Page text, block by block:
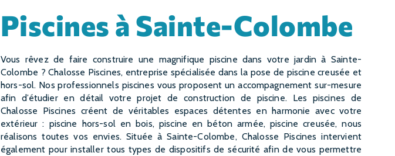
piscines à Sainte-Colombe
Vous rêvez de faire construire une magnifique piscine dans votre jardin à Sainte-
Colombe ? Chalosse Piscines, entreprise spécialisée dans la pose de piscine creusée et
hors-sol. Nos professionnels piscines vous proposent un accompagnement sur-mesure
afin d’étudier en détail votre projet de construction de piscine. Les piscines de
Chalosse Piscines créent de véritables espaces détentes en harmonie avec votre
extérieur : piscine hors-sol en bois, piscine en béton armée, piscine creusée, nous
réalisons toutes vos envies. Située à Sainte-Colombe, Chalosse Piscines intervient
également pour installer tous types de dispositifs de sécurité afin de vous permettre